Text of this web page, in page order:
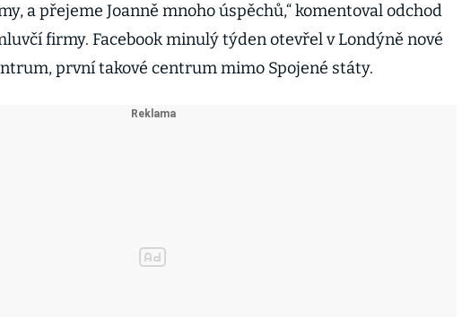
a přejeme Joanně mnoho úspěchů,“ komentoval odchod
firmy. Facebook minulý týden otevřel v Londýně nové
první takové centrum mimo Spojené státy.